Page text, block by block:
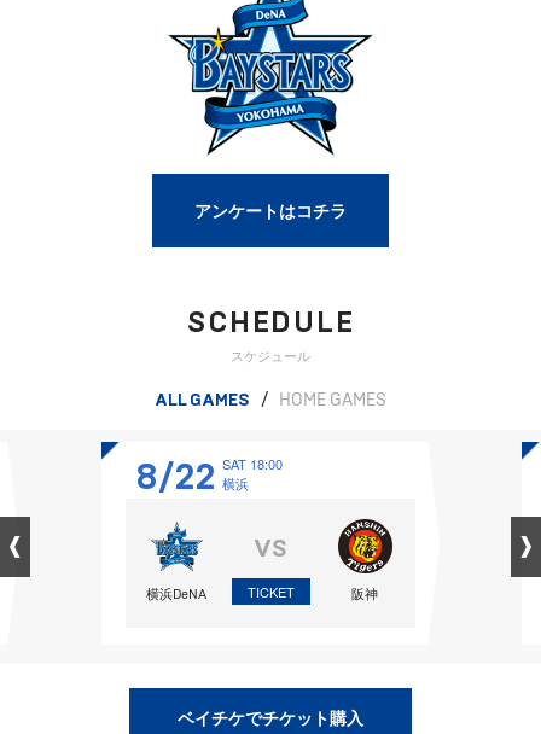
アンケートはコチラ
SCHEDULE
スケジュール
ALL GAMES / HOME GAMES
8/22 SAT 18:00
横浜
VS
横浜DeNA TICKET 阪神
ベイチケでチケット購入